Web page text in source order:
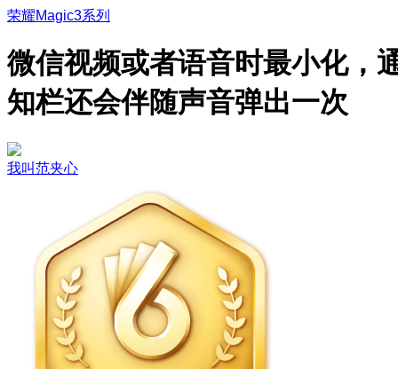
荣耀Magic3系列
微信视频或者语音时最小化，
知栏还会伴随声音弹出一次
我叫范夹心